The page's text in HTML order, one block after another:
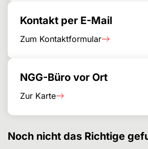
Kontakt per E-Mail
Zum Kontaktformular
NGG-Büro vor Ort
Zur Karte
Noch nicht das Richtige